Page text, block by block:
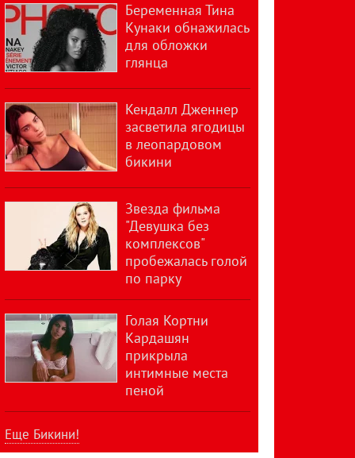
Беременная Тина
Кунаки обнажилась
для обложки
глянца
Кендалл Дженнер
засветила ягодицы
в леопардовом
бикини
Звезда фильма
"Девушка без
комплексов"
пробежалась голой
по парку
Голая Кортни
Кардашян
прикрыла
интимные места
пеной
Еще Бикини!